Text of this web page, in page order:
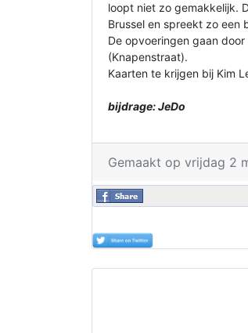
loopt niet zo gemakkelijk.
Brussel en spreekt zo een
De opvoeringen gaan
(Knapenstraat).
Kaarten te krijgen bij Kim
bijdrage: JeDo
Gemaakt op vrijdag 2